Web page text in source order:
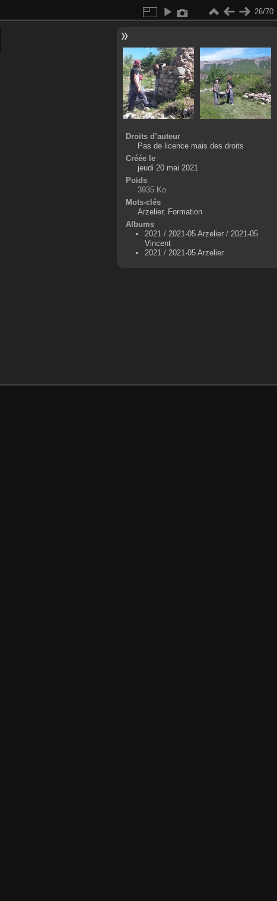
26/70
Droits d’auteur
Pas de licence mais des droits
Créée le
jeudi 20 mai 2021
Poids
3935 Ko
Mots-clés
Arzelier, Formation
Albums
2021 /2021-05 Arzelier /2021-05
Vincent
2021 /2021-05 Arzelier